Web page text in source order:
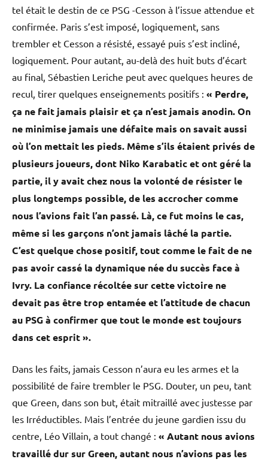
tel était le destin de ce PSG -Cesson à l’issue attendue et
confirmée. Paris s’est imposé, logiquement, sans
trembler et Cesson a résisté, essayé puis s’est incliné,
logiquement. Pour autant, au-delà des huit buts d’écart
au final, Sébastien Leriche peut avec quelques heures de
recul, tirer quelques enseignements positifs : « Perdre,
ça ne fait jamais plaisir et ça n’est jamais anodin. On
ne minimise jamais une défaite mais on savait aussi
où l’on mettait les pieds. Même s’ils étaient privés de
plusieurs joueurs, dont Niko Karabatic et ont géré la
partie, il y avait chez nous la volonté de résister le
plus longtemps possible, de les accrocher comme
nous l’avions fait l’an passé. Là, ce fut moins le cas,
même si les garçons n’ont jamais lâché la partie.
C’est quelque chose positif, tout comme le fait de ne
pas avoir cassé la dynamique née du succès face à
Ivry. La confiance récoltée sur cette victoire ne
devait pas être trop entamée et l’attitude de chacun
au PSG à confirmer que tout le monde est toujours
dans cet esprit ».
Dans les faits, jamais Cesson n’aura eu les armes et la
possibilité de faire trembler le PSG. Douter, un peu, tant
que Green, dans son but, était mitraillé avec justesse par
les Irréductibles. Mais l’entrée du jeune gardien issu du
centre, Léo Villain, a tout changé : « Autant nous avions
travaillé dur sur Green, autant nous n’avions pas les